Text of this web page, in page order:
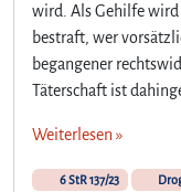
wird. Als Gehilfe wird
bestraft, wer
begangener
Täterschaft ist
Weiterlesen »
6 StR 137/23